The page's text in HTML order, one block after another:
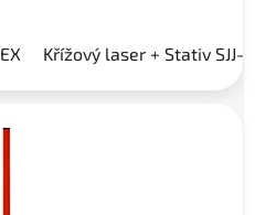
Křížový laser + Stativ SJJ-